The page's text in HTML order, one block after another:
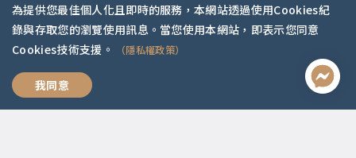
專業有價
快速連結
常見問題
師資陣容
為提供您最佳個人化且即時的服務，本網站透過使用Cookies紀
錄與存取您的瀏覽使用訊息。當您使用本網站，即表示您同意
Cookies技術支援。
（隱私權政策）
我同意